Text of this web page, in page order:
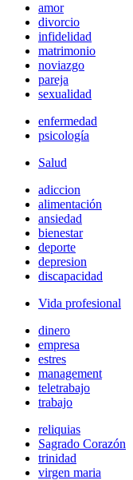
amor
divorcio
infidelidad
matrimonio
noviazgo
pareja
sexualidad
enfermedad
psicología
Salud
adiccion
alimentación
ansiedad
bienestar
deporte
depresion
discapacidad
Vida profesional
dinero
empresa
estres
management
teletrabajo
trabajo
reliquias
Sagrado Corazón
trinidad
virgen maria